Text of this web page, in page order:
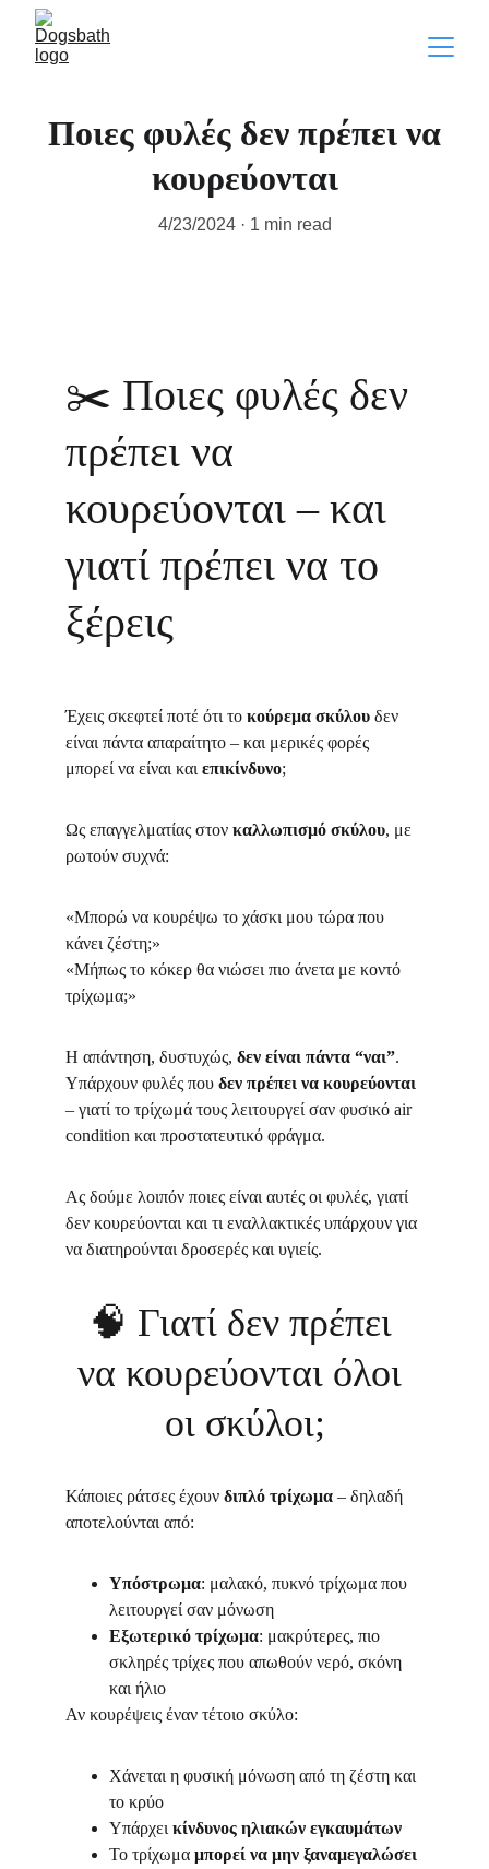
Ποιες φυλές δεν πρέπει να
κουρεύονται
4/23/2024 1 min read
✂️ Ποιες φυλές δεν
πρέπει να
κουρεύονται – και
γιατί πρέπει να το
ξέρεις
Έχεις σκεφτεί ποτέ ότι το κούρεμα σκύλου δεν
είναι πάντα απαραίτητο – και μερικές φορές
μπορεί να είναι και επικίνδυνο;
Ως επαγγελματίας στον καλλωπισμό σκύλου, με
ρωτούν συχνά:
«Μπορώ να κουρέψω το χάσκι μου τώρα που
κάνει ζέστη;»
«Μήπως το κόκερ θα νιώσει πιο άνετα με κοντό
τρίχωμα;»
Η απάντηση, δυστυχώς, δεν είναι πάντα “ναι”.
Υπάρχουν φυλές που δεν πρέπει να κουρεύονται
– γιατί το τρίχωμά τους λειτουργεί σαν φυσικό air
condition και προστατευτικό φράγμα.
Ας δούμε λοιπόν ποιες είναι αυτές οι φυλές, γιατί
δεν κουρεύονται και τι εναλλακτικές υπάρχουν για
να διατηρούνται δροσερές και υγιείς.
🧠 Γιατί δεν πρέπει
να κουρεύονται όλοι
οι σκύλοι;
Κάποιες ράτσες έχουν διπλό τρίχωμα – δηλαδή
αποτελούνται από:
Υπόστρωμα: μαλακό, πυκνό τρίχωμα που
λειτουργεί σαν μόνωση
Εξωτερικό τρίχωμα: μακρύτερες, πιο
σκληρές τρίχες που απωθούν νερό, σκόνη
και ήλιο
Αν κουρέψεις έναν τέτοιο σκύλο:
Χάνεται η φυσική μόνωση από τη ζέστη και
το κρύο
Υπάρχει κίνδυνος ηλιακών εγκαυμάτων
Το τρίχωμα μπορεί να μην ξαναμεγαλώσει